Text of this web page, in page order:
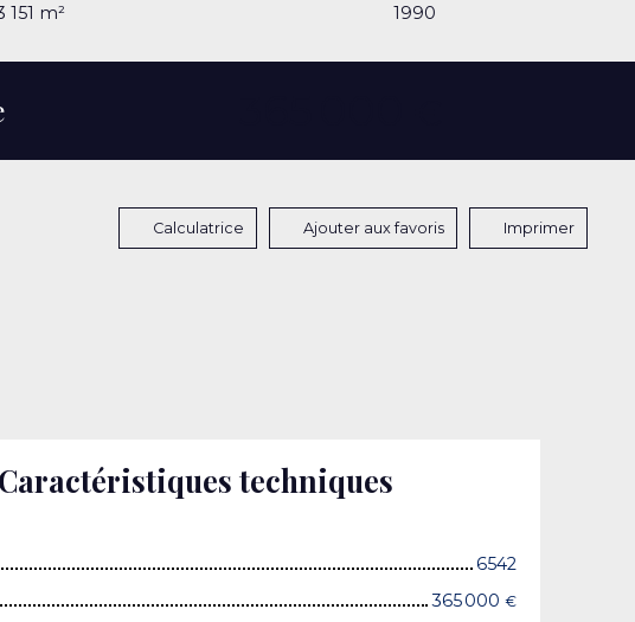
151 m²
1990
Calculatrice Ajouter aux favoris Imprimer
Caractéristiques techniques
6542
365 000 €